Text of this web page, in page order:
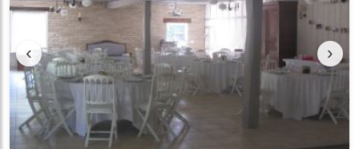
‹ ›